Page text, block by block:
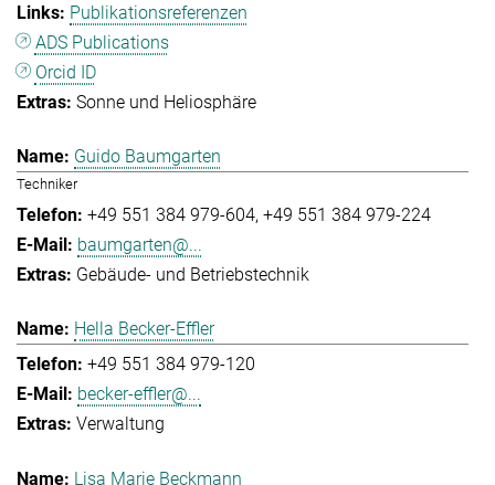
Publikationsreferenzen
ADS Publications
Orcid ID
Sonne und Heliosphäre
Guido Baumgarten
Techniker
+49 551 384 979-604 +49 551 384 979-224
baumgarten@...
Gebäude- und Betriebstechnik
Hella Becker-Effler
+49 551 384 979-120
becker-effler@...
Verwaltung
Lisa Marie Beckmann